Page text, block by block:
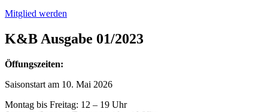
Mitglied werden
K&B Ausgabe 01/2023
Öffungszeiten:
Saisonstart am 10. Mai 2026
Montag bis Freitag: 12 – 19 Uhr